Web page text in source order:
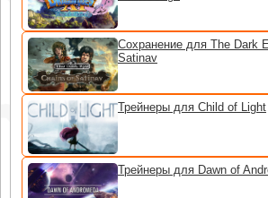
Сохранение для The Dark
Satinav
Трейнеры для Child of Light
Трейнеры для Dawn of